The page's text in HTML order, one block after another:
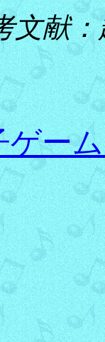
文献
ゲー